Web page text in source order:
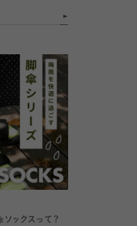
ックスって？